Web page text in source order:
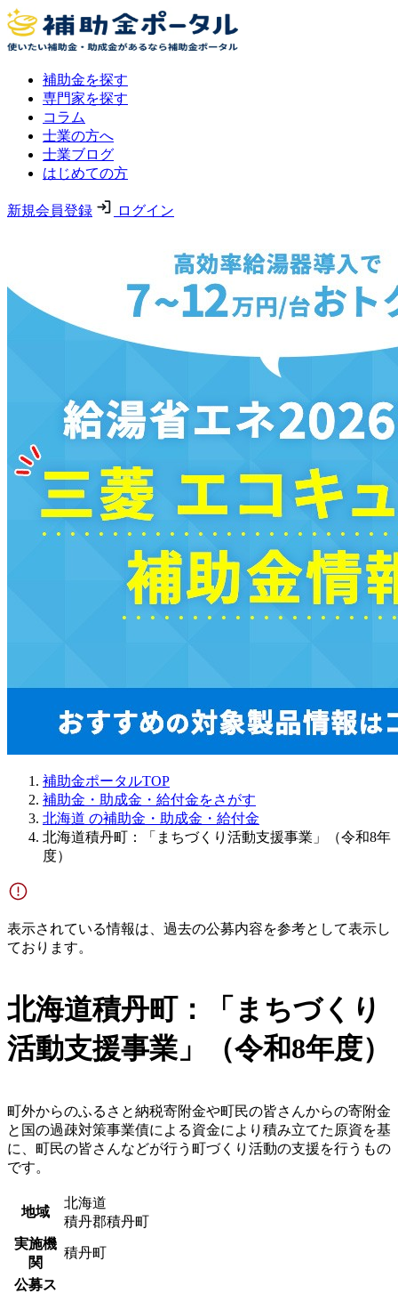
補助金を探す
専門家を探す
コラム
士業の方へ
士業ブログ
はじめての方
新規会員登録 ログイン
補助金ポータルTOP
補助金・助成金・給付金をさがす
北海道 の補助金・助成金・給付金
北海道積丹町：「まちづくり活動支援事業」（令和8年
度）
表示されている情報は、過去の公募内容を参考として表示し
ております。
北海道積丹町：「まちづくり
活動支援事業」（令和8年度）
町外からのふるさと納税寄附金や町民の皆さんからの寄附金
と国の過疎対策事業債による資金により積み立てた原資を基
に、町民の皆さんなどが行う町づくり活動の支援を行うもの
です。
地域
北海道
積丹郡積丹町
実施機
関
積丹町
公募ス